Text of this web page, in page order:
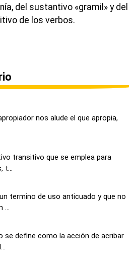
del sustantivo «gramil» y del
de los verbos.
nos alude el que apropia,
transitivo que se emplea para
t...
termino de uso anticuado y que no
...
se define como la acción de acribar